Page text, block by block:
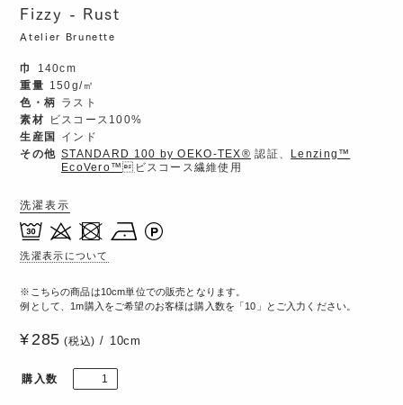
Fizzy - Rust
Atelier Brunette
巾
140cm
重量 150g/㎡
色・柄 ラスト
素材
ビスコース100%
生産国
インド
その他 STANDARD 100 by OEKO-TEX® 認証、
Lenzing™️
EcoVero™️ ビスコース繊維使用
洗濯表示
洗濯表示について
こちらの商品は10cm単位での販売となります。
例として、1m購入をご希望のお客様は購入数を「10」とご入力ください。
285 (税込) 10cm
購入数